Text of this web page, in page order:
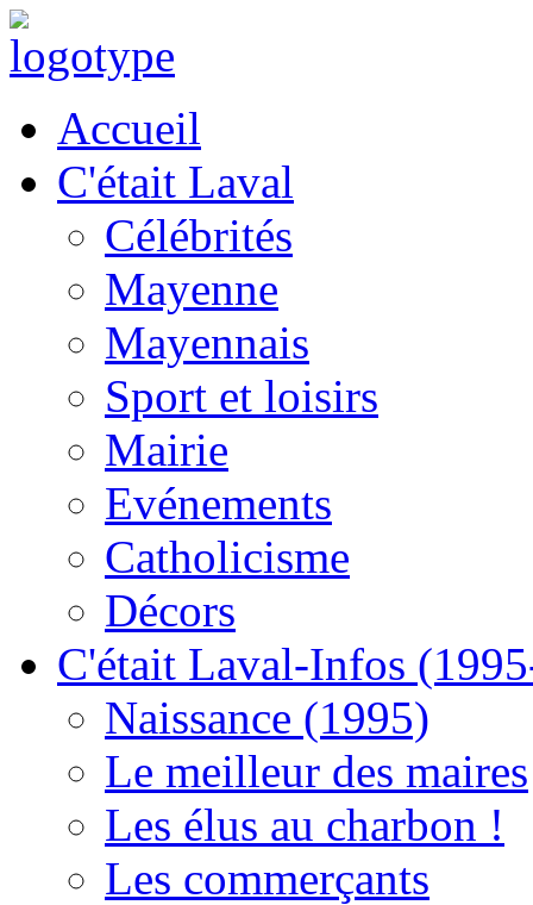
Accueil
C'était Laval
Célébrités
Mayenne
Mayennais
Sport et loisirs
Mairie
Evénements
Catholicisme
Décors
C'était Laval-Infos
Naissance (1995)
Le meilleur des maires
Les élus au charbon !
Les commerçants